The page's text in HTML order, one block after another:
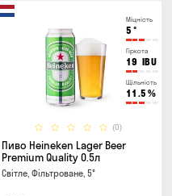
Міцність
5 °
Гіркота
19 IBU
Щільність
11.5 %
(0)
Пиво Heineken Lager Beer
Premium Quality 0.5л
Світле, Фільтроване, 5°